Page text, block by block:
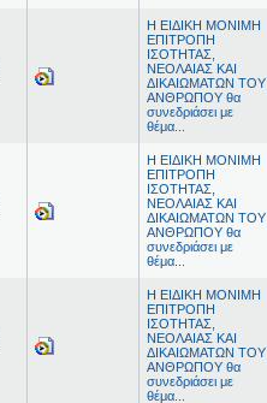
Η ΕΙΔΙΚΗ ΜΟΝΙΜΗ
ΕΠΙΤΡΟΠΗ
ΙΣΟΤΗΤΑΣ,
ΝΕΟΛΑΙΑΣ ΚΑΙ
ΔΙΚΑΙΩΜΑΤΩΝ ΤΟΥ
ΑΝΘΡΩΠΟΥ θα
συνεδριάσει με
θέμα...
Η ΕΙΔΙΚΗ ΜΟΝΙΜΗ
ΕΠΙΤΡΟΠΗ
ΙΣΟΤΗΤΑΣ,
ΝΕΟΛΑΙΑΣ ΚΑΙ
ΔΙΚΑΙΩΜΑΤΩΝ ΤΟΥ
ΑΝΘΡΩΠΟΥ θα
συνεδριάσει με
θέμα...
Η ΕΙΔΙΚΗ ΜΟΝΙΜΗ
ΕΠΙΤΡΟΠΗ
ΙΣΟΤΗΤΑΣ,
ΝΕΟΛΑΙΑΣ ΚΑΙ
ΔΙΚΑΙΩΜΑΤΩΝ ΤΟΥ
ΑΝΘΡΩΠΟΥ θα
συνεδριάσει με
θέμα...